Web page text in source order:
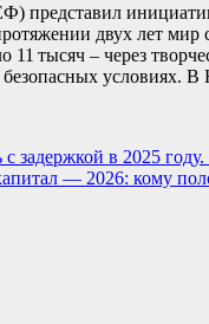
инициативу
двух лет
11 тысяч – через
безопасных
с задержкой в 2025
— 2026: кому